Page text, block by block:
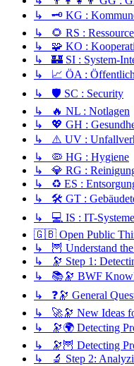
↳ 🗝️ KG :
↳ 🌻 RS :
↳ 🧩 KO :
↳ 🏰 SI : System-
↳ 📈 ÖA :
↳ 🛡️ SC : Security
↳ 🔥 NL : Notlagen
↳ 💖 GH :
↳ ⚠️ UV :
↳ 🦠 HG : Hygiene
↳ 💎 RG :
↳ ♻️ ES :
↳ 🛠️ GT :
↳ 💻 IS : IT-Systeme
🇬🇧 Open Public
↳ 🦉 Understand
↳ 🔭 Step 1:
↳ 📚🔭 BWF
↳ ❓🔭 General
↳ 🚀🔭 New Ideas
↳ 🔭🌍 Detecting
↳ 🔭🦉 Detecting
↳ 🔬 Step 2: